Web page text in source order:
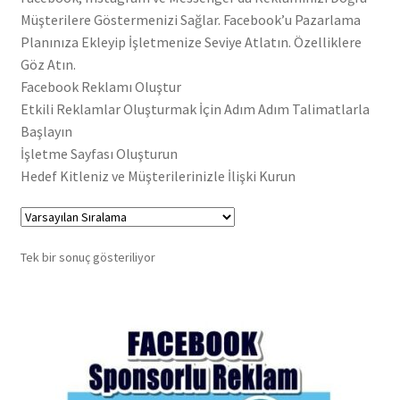
Hakkımızda
Hesabım
İletişim
Mağaza Sayfamız
Reklam Alanları
Sıkça Sorulan Sorular
Müşterilere Göstermenizi Sağlar. Facebook’u Pazarlama
Planınıza Ekleyip İşletmenize Seviye Atlatın. Özelliklere
Göz Atın.
Facebook Reklamı Oluştur
Etkili Reklamlar Oluşturmak İçin Adım Adım Talimatlarla
Başlayın
İşletme Sayfası Oluşturun
Hedef Kitleniz ve Müşterilerinizle İlişki Kurun
Tek bir sonuç gösteriliyor